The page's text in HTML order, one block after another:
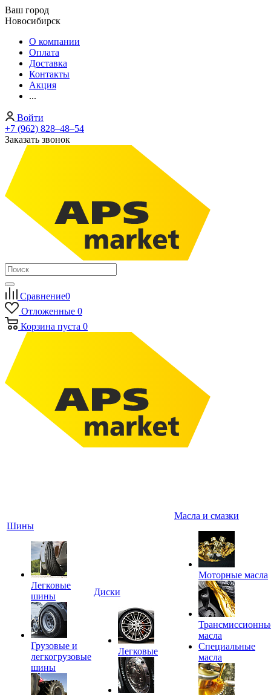
Ваш город
Новосибирск
О компании
Оплата
Доставка
Контакты
Акция
...
Войти
+7 (962) 828‒48‒54
Заказать звонок
Сравнение0
Отложенные 0
Корзина пуста 0
Шины
Легковые
шины
Грузовые и
легкогрузовые
шины
Диски
Легковые
Масла и смазки
Моторные масла
масла
Специальные
масла